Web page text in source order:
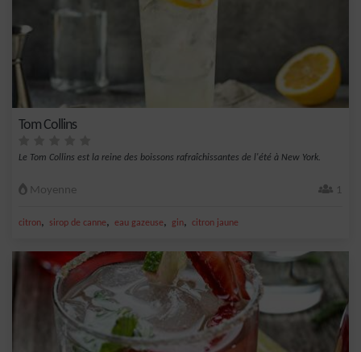
Tom Collins
Le Tom Collins est la reine des boissons rafraîchissantes de l'été à New York.
Moyenne 1
citron, sirop de canne, eau gazeuse, gin, citron jaune